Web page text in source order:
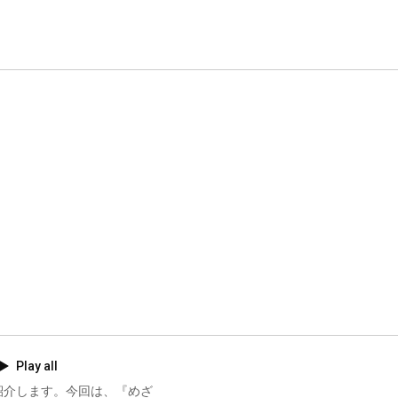
Play all
します。今回は、『めざ